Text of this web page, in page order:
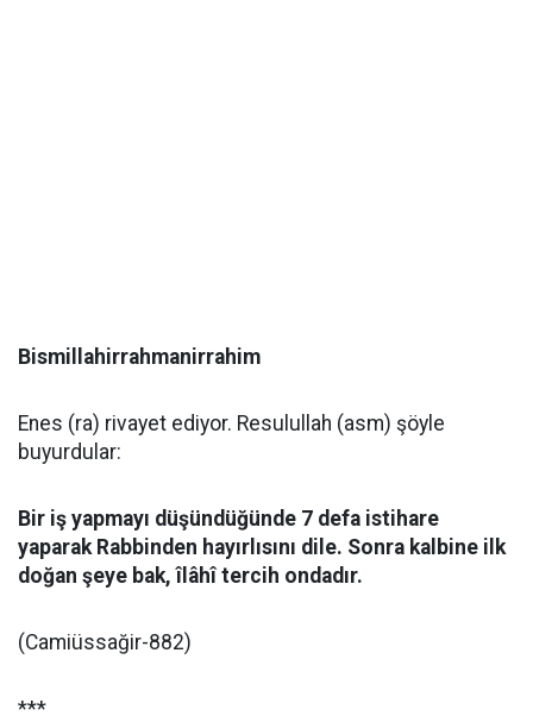
Bismillahirrahmanirrahim
Enes (ra) rivayet ediyor. Resulullah (asm) şöyle
buyurdular:
Bir iş yapmayı düşündüğünde 7 defa istihare
yaparak Rabbinden hayırlısını dile. Sonra kalbine ilk
doğan şeye bak, îlâhî tercih ondadır.
(Camiüssağir-882)
***